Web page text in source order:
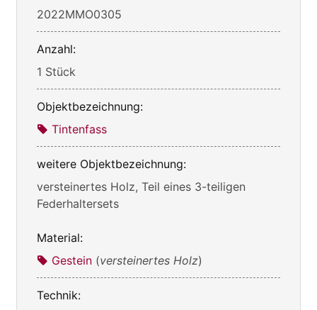
2022MMO0305
Anzahl:
1 Stück
Objektbezeichnung:
Tintenfass
weitere Objektbezeichnung:
versteinertes Holz, Teil eines 3-teiligen
Federhaltersets
Material:
Gestein (versteinertes Holz)
Technik: